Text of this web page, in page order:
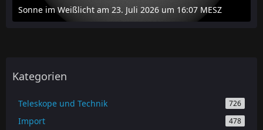
Sonne im Weißlicht am 23. Juli 2026 um 16:07 MESZ
24. Juli 2026 um 20:42
Kategorien
Teleskope und Technik 726
Import 478